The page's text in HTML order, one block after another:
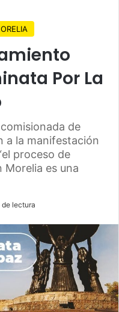
Por La
de
a la manifestación
proceso de
Morelia es una
de lectura